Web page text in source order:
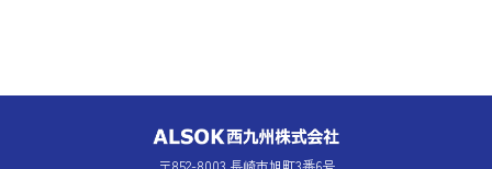
〒852-8003 長崎市旭町3番6号